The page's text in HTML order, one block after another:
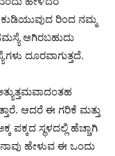
ಕುಡಿಯುವುದ ರಿಂದ ನಮ್ಮ
ಆಗಿರಬಹುದು
ದೂರವಾಗುತ್ತದೆ.
ಆದರೆ ಈ ಗರಿಕೆ ಮತ್ತು
ಪಕ್ಕದ ಸ್ಥಳದಲ್ಲಿ ಹೆಚ್ಚಾಗಿ
ಹೇಳುವ ಈ ಒಂದು